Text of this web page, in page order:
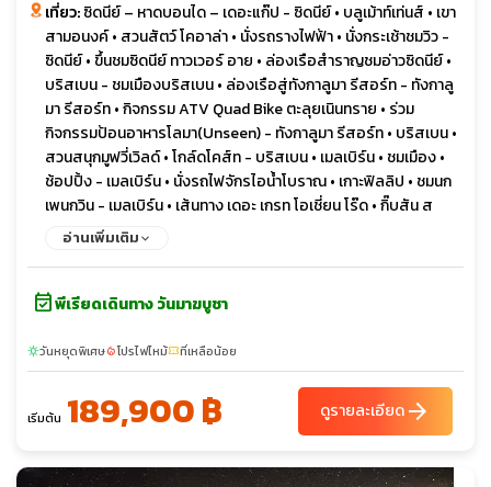
เที่ยว:ซิดนีย์ – หาดบอนได – เดอะแก๊ป - ซิดนีย์ • บลูเม้าท์เท่นส์ • เขา
สามอนงค์ • สวนสัตว์ โคอาล่า • นั่งรถรางไฟฟ้า • นั่งกระเช้าชมวิว -
ซิดนีย์ • ขึ้นชมซิดนีย์ ทาวเวอร์ อาย • ล่องเรือสำราญชมอ่าวซิดนีย์ •
บริสเบน - ชมเมืองบริสเบน • ล่องเรือสู่ทังกาลูมา รีสอร์ท - ทังกาลู
มา รีสอร์ท • กิจกรรม ATV Quad Bike ตะลุยเนินทราย • ร่วม
กิจกรรมป้อนอาหารโลมา(Unseen) - ทังกาลูมา รีสอร์ท • บริสเบน •
สวนสนุกมูฟวี่เวิลด์ • โกล์ดโคส์ท - บริสเบน • เมลเบิร์น • ชมเมือง •
ช้อปปิ้ง - เมลเบิร์น • นั่งรถไฟจักรไอน้ำโบราณ • เกาะฟิลลิป • ชมนก
เพนกวิน - เมลเบิร์น • เส้นทาง เดอะ เกรท โอเชี่ยน โร๊ด • กิ๊บสัน ส
เต็ปส์ • Twelve Apostles • ลอนดอน บริดจ์
อ่านเพิ่มเติม
event_availableพีเรียดเดินทาง วันมาฆบูชา
sunnyวันหยุดพิเศษlocal_fire_departmentโปรไฟไหม้confirmation_numberที่เหลือน้อย
เริ่มต้น 189,900 ฿ ดูรายละเอียดarrow_forward